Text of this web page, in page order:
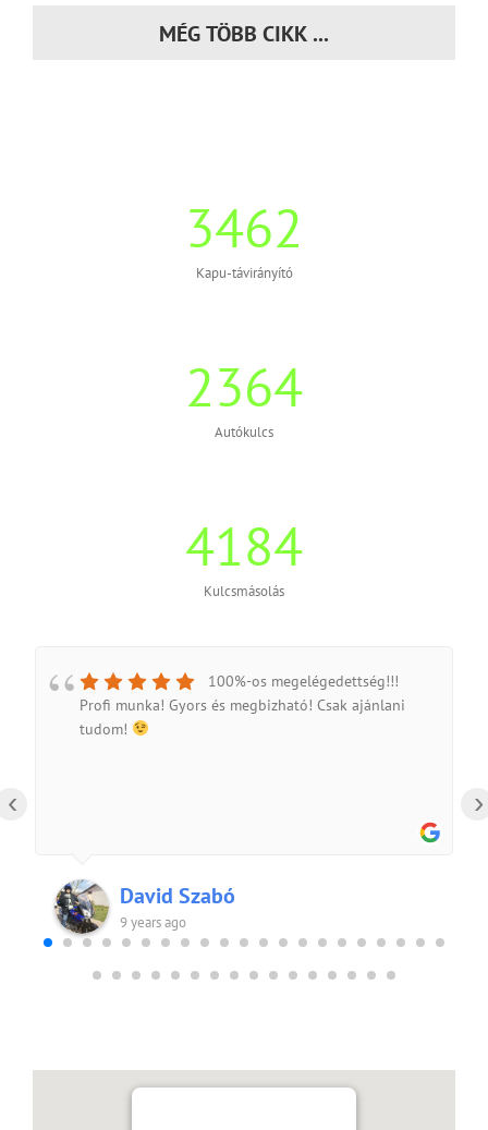
MÉG TÖBB CIKK ...
3462
Kapu-távirányító
2364
Autókulcs
4184
Kulcsmásolás
100%-os megelégedettség!!!
Profi munka! Gyors és megbizható! Csak ajánlani
tudom!
David Szabó
9 years ago
‹ ›